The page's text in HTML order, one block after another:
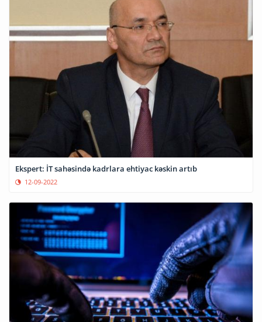
Ekspert: İT sahəsində kadrlara ehtiyac kəskin artıb
12-09-2022